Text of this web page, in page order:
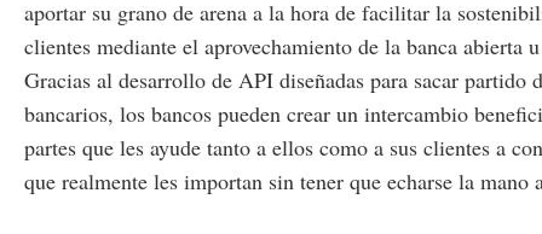
aportar su grano de arena a la hora de facilitar la
clientes mediante el aprovechamiento de la banca abierta
Gracias al desarrollo de API diseñadas para sacar partido
bancarios, los bancos pueden crear un intercambio
partes que les ayude tanto a ellos como a sus clientes a
que realmente les importan sin tener que echarse la